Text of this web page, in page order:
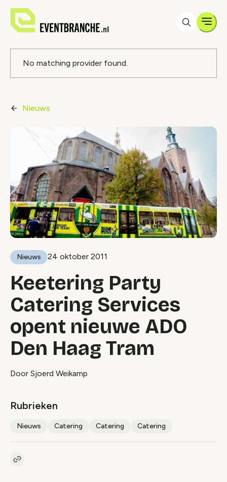
Foutmelding
No matching provider found.
Nieuws
Nieuws 24 oktober 2011
Keetering Party
Catering Services
opent nieuwe ADO
Den Haag Tram
Door Sjoerd Weikamp
Rubrieken
Nieuws Catering Catering Catering
Kopieer link naar artikel